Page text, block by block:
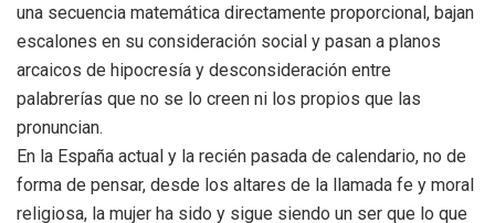
una secuencia matemática directamente proporcional, bajan
escalones en su consideración social y pasan a planos
arcaicos de hipocresía y desconsideración entre
palabrerías que no se lo creen ni los propios que las
pronuncian.
En la España actual y la recién pasada de calendario, no de
forma de pensar, desde los altares de la llamada fe y moral
religiosa, la mujer ha sido y sigue siendo un ser que lo que